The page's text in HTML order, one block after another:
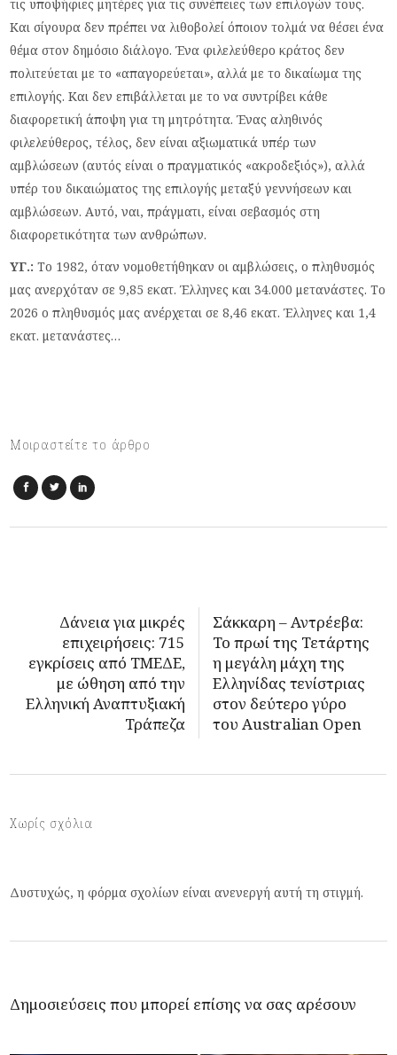
τις υποψήφιες μητέρες για τις συνέπειες των επιλογών τους.
Και σίγουρα δεν πρέπει να λιθοβολεί όποιον τολμά να θέσει ένα
θέμα στον δημόσιο διάλογο. Ένα φιλελεύθερο κράτος δεν
πολιτεύεται με το «απαγορεύεται», αλλά με το δικαίωμα της
επιλογής. Και δεν επιβάλλεται με το να συντρίβει κάθε
διαφορετική άποψη για τη μητρότητα. Ένας αληθινός
φιλελεύθερος, τέλος, δεν είναι αξιωματικά υπέρ των
αμβλώσεων (αυτός είναι ο πραγματικός «ακροδεξιός»), αλλά
υπέρ του δικαιώματος της επιλογής μεταξύ γεννήσεων και
αμβλώσεων. Αυτό, ναι, πράγματι, είναι σεβασμός στη
διαφορετικότητα των ανθρώπων.
ΥΓ.: Το 1982, όταν νομοθετήθηκαν οι αμβλώσεις, ο πληθυσμός
μας ανερχόταν σε 9,85 εκατ. Έλληνες και 34.000 μετανάστες. Το
2026 ο πληθυσμός μας ανέρχεται σε 8,46 εκατ. Έλληνες και 1,4
εκατ. μετανάστες…
Μοιραστείτε το άρθρο
Δάνεια για μικρές
επιχειρήσεις: 715
εγκρίσεις από ΤΜΕΔΕ,
με ώθηση από την
Ελληνική Αναπτυξιακή
Τράπεζα
Σάκκαρη – Αντρέεβα:
Το πρωί της Τετάρτης
η μεγάλη μάχη της
Ελληνίδας τενίστριας
στον δεύτερο γύρο
του Australian Open
Χωρίς σχόλια
Δυστυχώς, η φόρμα σχολίων είναι ανενεργή αυτή τη στιγμή.
Δημοσιεύσεις που μπορεί επίσης να σας αρέσουν